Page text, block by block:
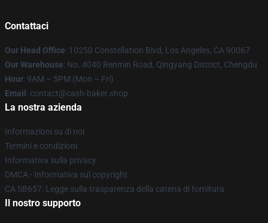
Contattaci
Our Head Office: 10250 Constellation Blvd, Los Angeles, CA 90067
Our Warehouse: No. 4040 Renmin Road, Qingyang District, Chengdu
Hour: 9AM – 5PM (Mon – Fri)
Email : contact@cash-baker.shop
La nostra azienda
Informazioni su di noi
Termini e condizioni
Informativa sulla privacy
DMCA - Informativa sul copyright
CA SB657: Legge sulla trasparenza della catena di fornitura
Il nostro supporto